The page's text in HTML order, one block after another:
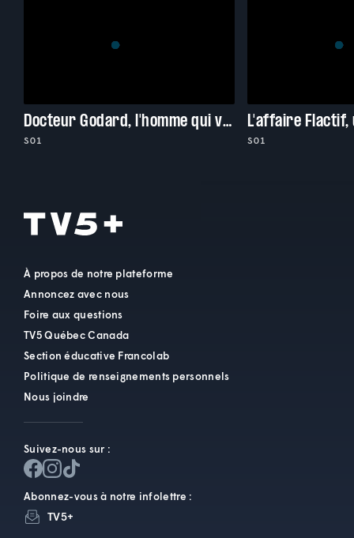
Docteur Godard, l'homme qui voulait tout quitter
S01 S01
À propos de notre plateforme
Annoncez avec nous
Foire aux questions
TV5 Québec Canada
Section éducative Francolab
Politique de renseignements personnels
Nous joindre
Suivez-nous sur :
Abonnez-vous à notre infolettre :
TV5+